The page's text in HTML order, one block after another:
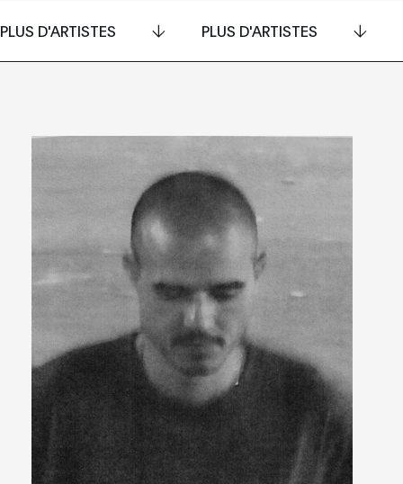
PLUS D'ARTISTES PLUS D'ARTISTES